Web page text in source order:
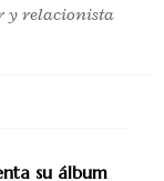
y relacionista
su álbum